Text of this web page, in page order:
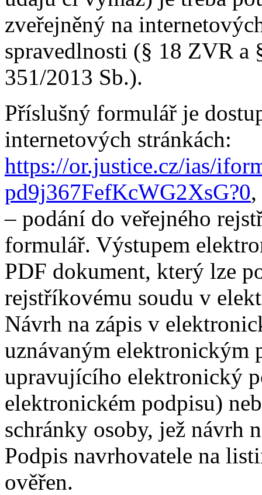
zveřejněný na
spravedlnosti (§ 18 ZVR a
351/2013 Sb.).
Příslušný formulář je
internetových stránkách:
https://or.justice.cz/ias/
pd9j367FefKcWG2XsG?0
– podání do veřejného
formulář. Výstupem
PDF dokument, který lze
rejstříkovému soudu v
Návrh na zápis v
uznávaným elektronickým
upravujícího elektronický
elektronickém podpisu)
schránky osoby, jež návrh
Podpis navrhovatele na
ověřen.